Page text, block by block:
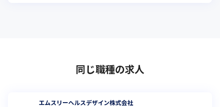
同じ職種の求人
エムスリーヘルスデザイン株式会社